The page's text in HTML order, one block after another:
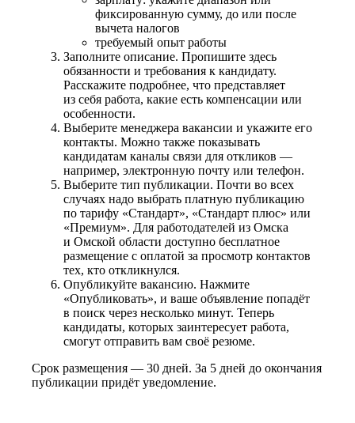
фиксированную сумму, до или после
вычета налогов
требуемый опыт работы
Заполните описание. Пропишите здесь
обязанности и требования к кандидату.
Расскажите подробнее, что представляет
из себя работа, какие есть компенсации или
особенности.
Выберите менеджера вакансии и укажите его
контакты. Можно также показывать
кандидатам каналы связи для откликов —
например, электронную почту или телефон.
Выберите тип публикации. Почти во всех
случаях надо выбрать платную публикацию
по тарифу «Стандарт», «Стандарт плюс» или
«Премиум». Для работодателей из Омска
и Омской области доступно бесплатное
размещение с оплатой за просмотр контактов
тех, кто откликнулся.
Опубликуйте вакансию. Нажмите
«Опубликовать», и ваше объявление попадёт
в поиск через несколько минут. Теперь
кандидаты, которых заинтересует работа,
смогут отправить вам своё резюме.
Срок размещения — 30 дней. За 5 дней до окончания
публикации придёт уведомление.